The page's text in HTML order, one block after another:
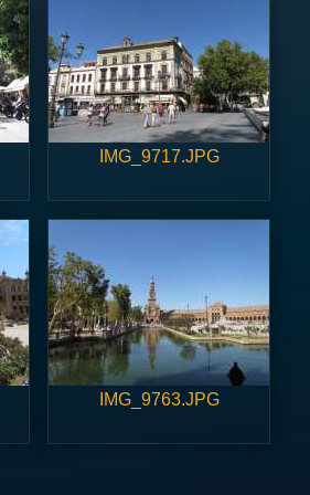
IMG_9717.JPG
IMG_9763.JPG